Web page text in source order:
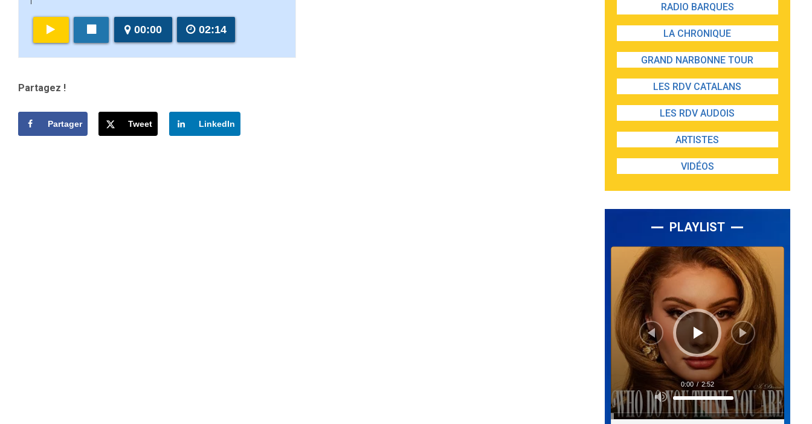
00:00 02:14
Partagez !
Partager Tweet LinkedIn
RADIO BARQUES
LA CHRONIQUE
GRAND NARBONNE TOUR
LES RDV CATALANS
LES RDV AUDOIS
ARTISTES
VIDÉOS
PLAYLIST
Lecteur
Utilisez
les
flèches
haut/bas
0:00 / 2:52